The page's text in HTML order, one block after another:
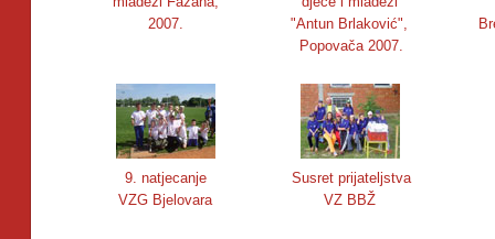
2007.
"Antun Brlaković",
Popovača 2007.
9. natjecanje
VZG Bjelovara
Susret prijateljstva
VZ BBŽ